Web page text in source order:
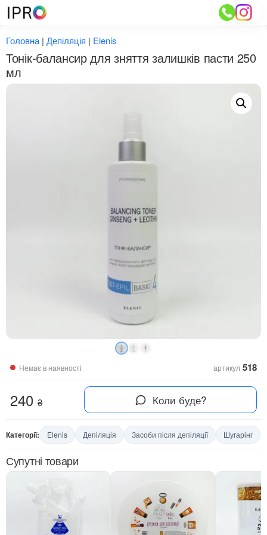
Перейти
до
Головна | Депіляція | Elenis
Тонік-балансир для зняття залишків пасти 250
мл
Немає в наявності артикул 518
240 ₴ Коли буде?
Категорії: Elenis Депіляція Засоби після депіляції Шугарінг
Супутні товари